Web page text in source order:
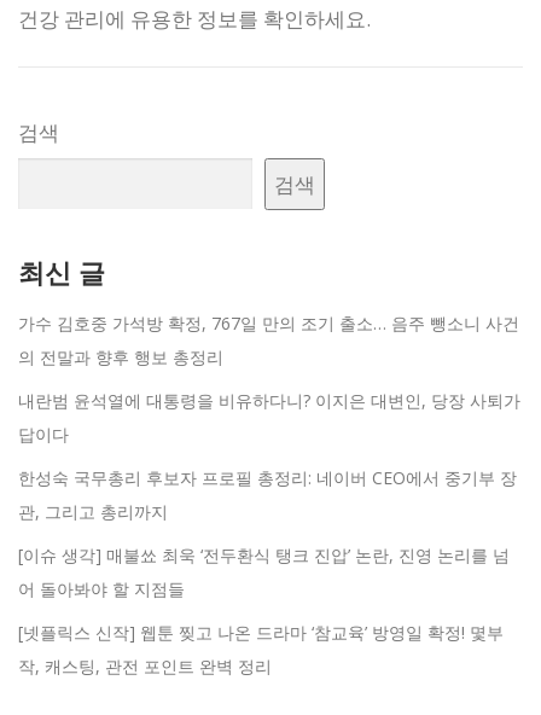
건강 관리에 유용한 정보를 확인하세요.
검색
검색
최신 글
가수 김호중 가석방 확정, 767일 만의 조기 출소… 음주 뺑소니 사건
의 전말과 향후 행보 총정리
내란범 윤석열에 대통령을 비유하다니? 이지은 대변인, 당장 사퇴가
답이다
한성숙 국무총리 후보자 프로필 총정리: 네이버 CEO에서 중기부 장
관, 그리고 총리까지
[이슈 생각] 매불쑈 최욱 ‘전두환식 탱크 진압’ 논란, 진영 논리를 넘
어 돌아봐야 할 지점들
[넷플릭스 신작] 웹툰 찢고 나온 드라마 ‘참교육’ 방영일 확정! 몇부
작, 캐스팅, 관전 포인트 완벽 정리